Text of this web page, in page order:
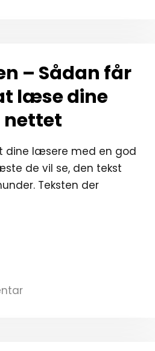
– Sådan får
læse dine
nettet
dine læsere med en god
de vil se, den tekst
Teksten der